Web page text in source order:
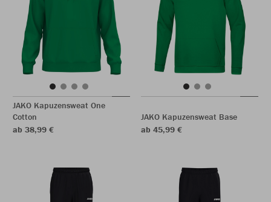
JAKO Kapuzensweat One
Cotton
ab 38,99 €
JAKO Kapuzensweat Base
ab 45,99 €